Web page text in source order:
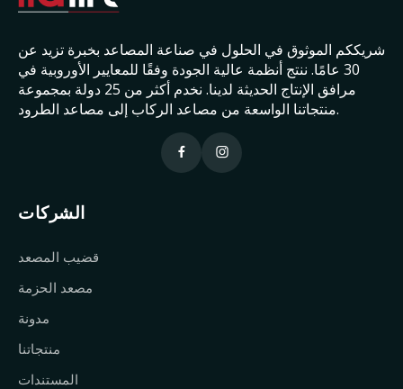
شريككم الموثوق في الحلول في صناعة المصاعد بخبرة تزيد عن
30 عامًا. ننتج أنظمة عالية الجودة وفقًا للمعايير الأوروبية في
مرافق الإنتاج الحديثة لدينا. نخدم أكثر من 25 دولة بمجموعة
منتجاتنا الواسعة من مصاعد الركاب إلى مصاعد الطرود.
الشركات
قضيب المصعد
مصعد الحزمة
مدونة
منتجاتنا
المستندات